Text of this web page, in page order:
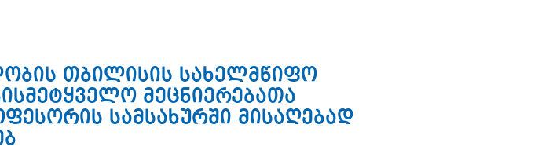
თბილისის სახელმწიფო
მეცნიერებათა
სამსახურში მისაღებად